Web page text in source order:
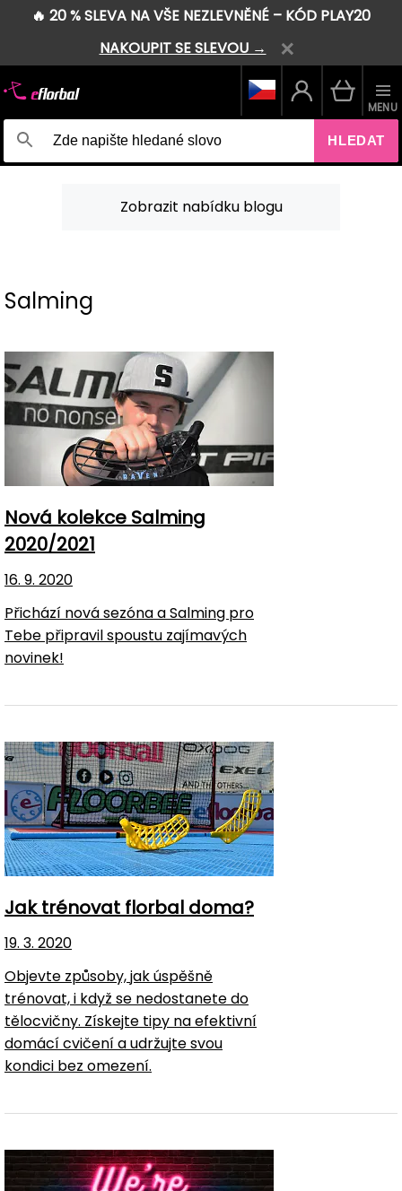
🔥 20 % SLEVA NA VŠE NEZLEVNĚNÉ – KÓD PLAY20
NAKOUPIT SE SLEVOU →
HLEDAT
MENU
Zobrazit nabídku blogu
Salming
Nová kolekce Salming
2020/2021
16. 9. 2020
Přichází nová sezóna a Salming pro
Tebe připravil spoustu zajímavých
novinek!
Jak trénovat florbal doma?
19. 3. 2020
Objevte způsoby, jak úspěšně
trénovat, i když se nedostanete do
tělocvičny. Získejte tipy na efektivní
domácí cvičení a udržujte svou
kondici bez omezení.